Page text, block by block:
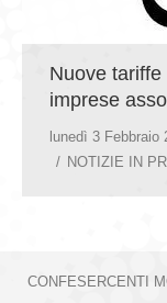
Nuove
imprese
lunedì 3 Febbraio
NOTIZIE IN
CONFESERCENTI